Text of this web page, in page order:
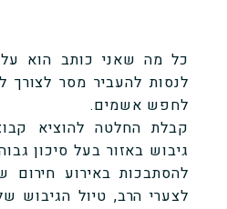
כל מה שאני כותב הוא
לנסות להעביר מסר לצורך
לחפש אשמים.
קבלת החלטה להוציא
גיבוש באזור בעל סיכון
להסתבכות באירוע חירום
לצערי הרב, טיול הגיבוש